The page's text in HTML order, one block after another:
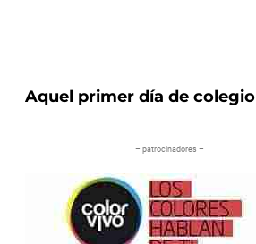
Aquel primer día de colegio
– patrocinadores –